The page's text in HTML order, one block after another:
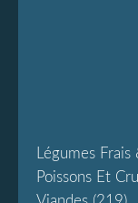
Légumes
Poissons Et